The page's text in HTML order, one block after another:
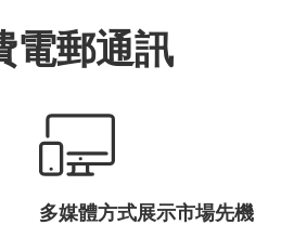
電郵通訊
多媒體方式展示市場先機